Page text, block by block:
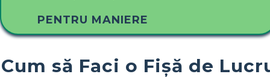
PENTRU MANIERE
Cum să Faci o Fișă de